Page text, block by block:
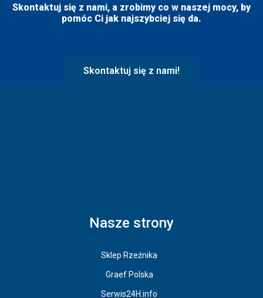
Skontaktuj się z nami, a zrobimy co w naszej mocy, by
pomóc Ci jak najszybciej się da.
Skontaktuj się z nami!
Nasze strony
Sklep Rzeźnika
Graef Polska
Serwis24H.info